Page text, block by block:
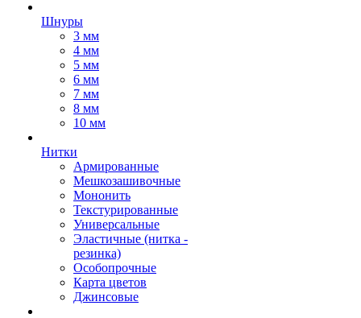
Шнуры
3 мм
4 мм
5 мм
6 мм
7 мм
8 мм
10 мм
Нитки
Армированные
Мешкозашивочные
Мононить
Текстурированные
Универсальные
Эластичные (нитка -
резинка)
Особопрочные
Карта цветов
Джинсовые